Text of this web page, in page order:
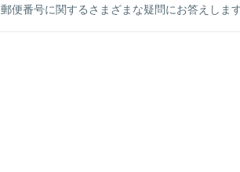
郵便番号に関するさまざまな疑問にお答えします